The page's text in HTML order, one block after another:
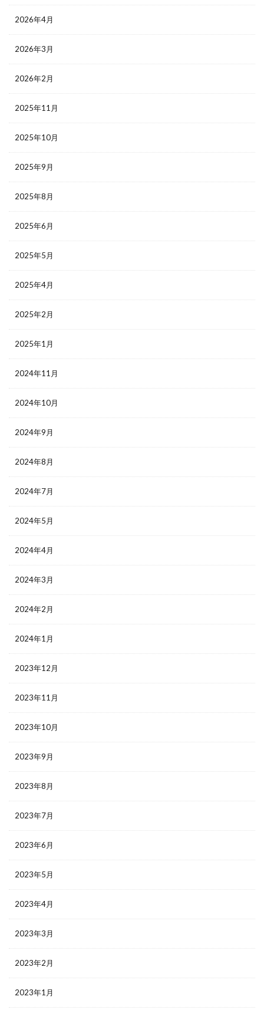
2026年4月
2026年3月
2026年2月
2025年11月
2025年10月
2025年9月
2025年8月
2025年6月
2025年5月
2025年4月
2025年2月
2025年1月
2024年11月
2024年10月
2024年9月
2024年8月
2024年7月
2024年5月
2024年4月
2024年3月
2024年2月
2024年1月
2023年12月
2023年11月
2023年10月
2023年9月
2023年8月
2023年7月
2023年6月
2023年5月
2023年4月
2023年3月
2023年2月
2023年1月